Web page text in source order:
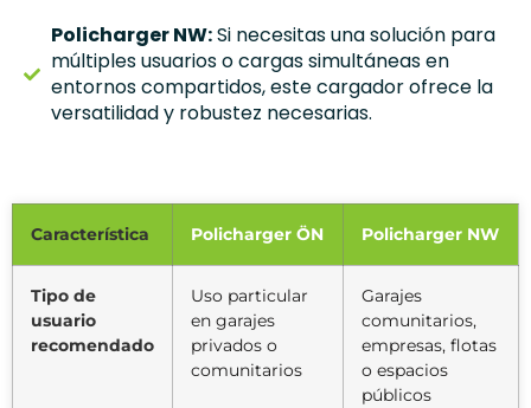
Policharger NW:Si necesitas una solución para
múltiples usuarios o cargas simultáneas en
entornos compartidos, este cargador ofrece la
versatilidad y robustez necesarias.
Característica Policharger ÖN Policharger NW
Tipo de
usuario
recomendado
Uso particular
en garajes
privados o
comunitarios
Garajes
comunitarios,
empresas, flotas
o espacios
públicos